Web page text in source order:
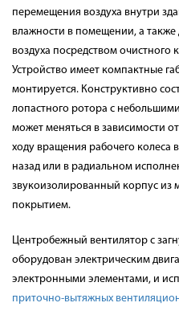
перемещения воздуха внутри
влажности в помещении, а также
воздуха посредством
Устройство имеет компактные
монтируется. Конструктивно
лопастного ротора с
может меняться в зависимости
ходу вращения рабочего колеса
назад или в радиальном
звукоизолированный корпус из
покрытием.
Центробежный вентилятор с
оборудован электрическим
электронными элементами, и
приточно-вытяжных